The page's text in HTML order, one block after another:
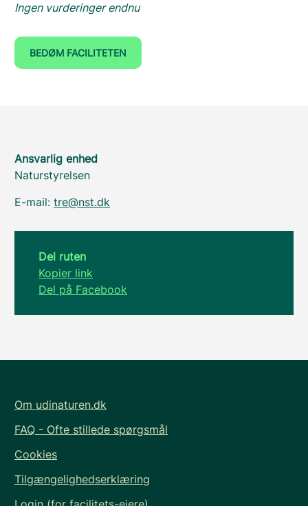
Ingen vurderinger endnu
BEDØM FACILITETEN
Ansvarlig enhed
Naturstyrelsen
E-mail: tre@nst.dk
Del ruten
Kopier link
Del på Facebook
Om udinaturen.dk
FAQ - Ofte stillede spørgsmål
Cookies
Tilgængelighedserklæring